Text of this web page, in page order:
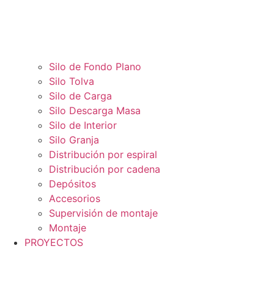
Silo de Fondo Plano
Silo Tolva
Silo de Carga
Silo Descarga Masa
Silo de Interior
Silo Granja
Distribución por espiral
Distribución por cadena
Depósitos
Accesorios
Supervisión de montaje
Montaje
PROYECTOS